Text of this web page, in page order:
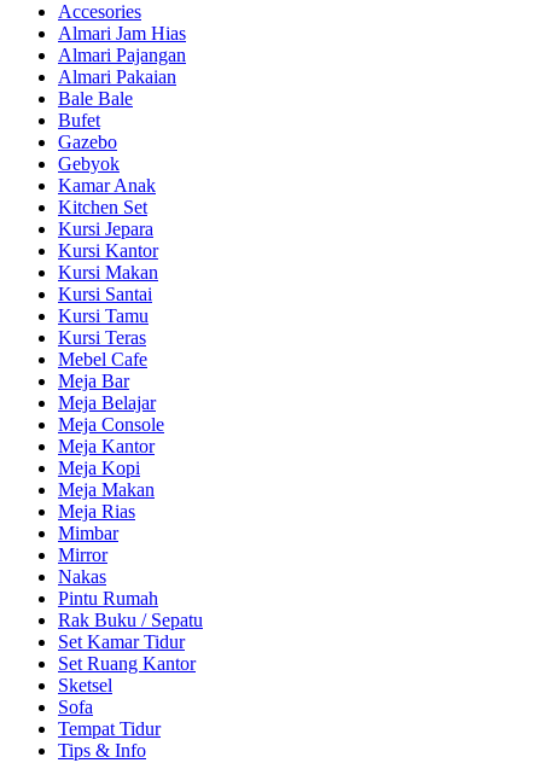
Accesories
Almari Jam Hias
Almari Pajangan
Almari Pakaian
Bale Bale
Bufet
Gazebo
Gebyok
Kamar Anak
Kitchen Set
Kursi Jepara
Kursi Kantor
Kursi Makan
Kursi Santai
Kursi Tamu
Kursi Teras
Mebel Cafe
Meja Bar
Meja Belajar
Meja Console
Meja Kantor
Meja Kopi
Meja Makan
Meja Rias
Mimbar
Mirror
Nakas
Pintu Rumah
Rak Buku / Sepatu
Set Kamar Tidur
Set Ruang Kantor
Sketsel
Sofa
Tempat Tidur
Tips & Info